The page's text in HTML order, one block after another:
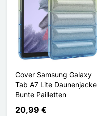
Cover Samsung Galaxy
Tab A7 Lite Daunenjacke
Bunte Pailletten
20,99 €